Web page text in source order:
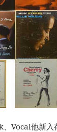
、Vocal他新入